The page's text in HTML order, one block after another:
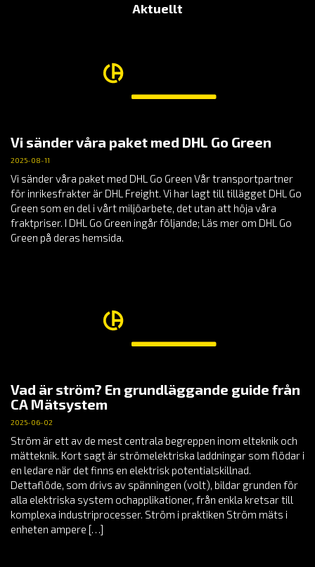
Aktuellt
Vi sänder våra paket med DHL Go Green
2025-08-11
Vi sänder våra paket med DHL Go Green Vår transportpartner
för inrikesfrakter är DHL Freight. Vi har lagt till tillägget DHL Go
Green som en del i vårt miljöarbete, det utan att höja våra
fraktpriser. I DHL Go Green ingår följande; Läs mer om DHL Go
Green på deras hemsida.
Vad är ström? En grundläggande guide från
CA Mätsystem
2025-06-02
Ström är ett av de mest centrala begreppen inom elteknik och
mätteknik. Kort sagt är strömelektriska laddningar som flödar i
en ledare när det finns en elektrisk potentialskillnad.
Dettaflöde, som drivs av spänningen (volt), bildar grunden för
alla elektriska system ochapplikationer, från enkla kretsar till
komplexa industriprocesser. Ström i praktiken Ström mäts i
enheten ampere […]